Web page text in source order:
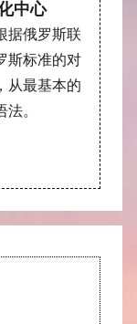
中心
据俄罗斯联
斯标准的对
从最基本的
。